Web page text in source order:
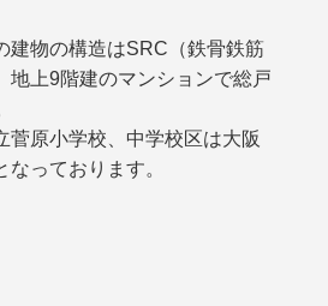
建物の構造はSRC（鉄骨鉄筋
地上9階建のマンションで総戸
菅原小学校、中学校区は大阪
っております。